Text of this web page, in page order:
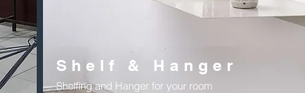
Shelf & Hanger
Shelfing and Hanger for your room